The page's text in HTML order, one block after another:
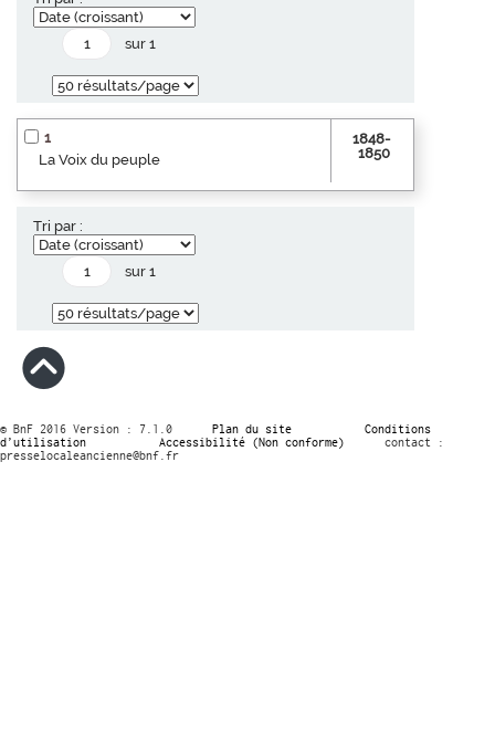
sur 1
1
La Voix du peuple
1848-
1850
Tri par :
sur 1
© BnF 2016 Version : 7.1.0 Plan du site
Conditions
d’utilisation
Accessibilité (Non conforme)
contact :
presselocaleancienne@bnf.fr